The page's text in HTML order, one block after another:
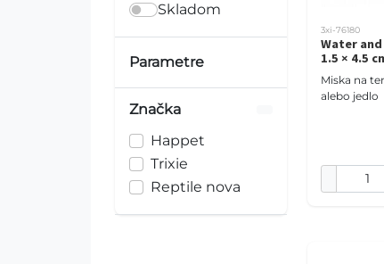
Skladom
Parametre
Značka
Happet
Trixie
Reptile nova
3xi-76180
Water
1.5 × 4.5
Miska na
alebo jedlo